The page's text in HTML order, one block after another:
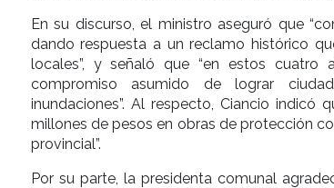
En su discurso, el ministro aseguró que
dando respuesta a un reclamo histórico
locales”, y señaló que “en estos
compromiso asumido de lograr
inundaciones”. Al respecto, Ciancio indicó
millones de pesos en obras de protección
provincial”.
Por su parte, la presidenta comunal